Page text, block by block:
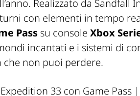
Realizzato da Sandfall
con elementi in tempo
Pass su console Xbox
incantati e i sistemi di
che non puoi perdere.